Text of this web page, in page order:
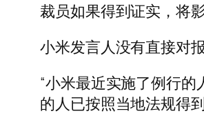
裁员如果得到证实，将
小米发言人没有直接对
“小米最近实施了例行
的人已按照当地法规得